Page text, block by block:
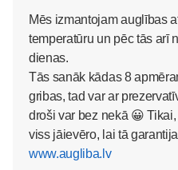
Mēs izmantojam auglības
temperatūru un pēc tās arī
dienas.
Tās sanāk kādas 8
gribas, tad var ar
droši var bez nekā 😀
viss jāievēro, lai tā
www.augliba.lv